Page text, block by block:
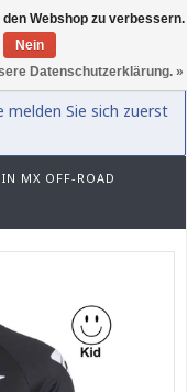
0
Sie sich zuerst
MX OFF-ROAD
Webshop zu verbessern.
Nein
Datenschutzerklärung. »